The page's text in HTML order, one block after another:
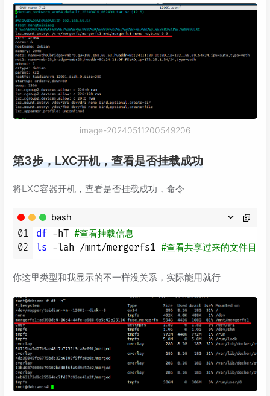
image-20240511200549206
第3步，LXC开机，查看是否挂载成功
将LXC容器开机，查看是否挂载成功，命令
bash
01
02
df -hT #查看挂载信息
ls -lah /mnt/mergerfs1 #查看共享过来的文件目录
你这里类型和我显示的不一样没关系，实际能用就行